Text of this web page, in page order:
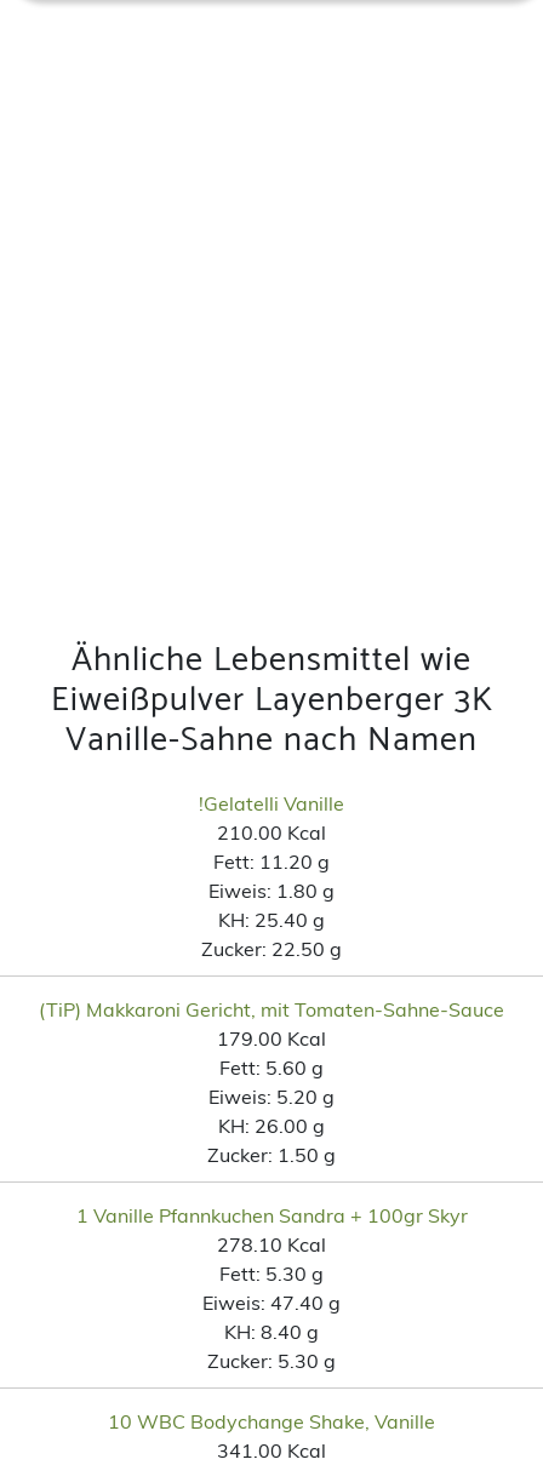
Ähnliche Lebensmittel wie
Eiweißpulver Layenberger 3K
Vanille-Sahne nach Namen
!Gelatelli Vanille
210.00 Kcal
Fett: 11.20 g
Eiweis: 1.80 g
KH: 25.40 g
Zucker: 22.50 g
(TiP) Makkaroni Gericht, mit Tomaten-Sahne-Sauce
179.00 Kcal
Fett: 5.60 g
Eiweis: 5.20 g
KH: 26.00 g
Zucker: 1.50 g
1 Vanille Pfannkuchen Sandra + 100gr Skyr
278.10 Kcal
Fett: 5.30 g
Eiweis: 47.40 g
KH: 8.40 g
Zucker: 5.30 g
10 WBC Bodychange Shake, Vanille
341.00 Kcal